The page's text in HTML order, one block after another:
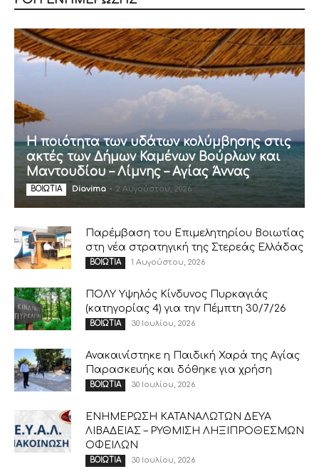
Η ποιότητα των υδάτων κολύμβησης στις
ακτές των Δήμων Καμένων Βούρλων και
Μαντουδίου – Λίμνης – Αγίας Άννας
ΒΟΙΩΤΙΑ Diavima - 2 Αυγούστου, 2026
Παρέμβαση του Επιμελητηρίου Βοιωτίας
στη νέα στρατηγική της Στερεάς Ελλάδας
ΒΟΙΩΤΙΑ 1 Αυγούστου, 2026
ΠΟΛΥ Υψηλός Κίνδυνος Πυρκαγιάς
(κατηγορίας 4) για την Πέμπτη 30/7/26
ΒΟΙΩΤΙΑ 30 Ιουλίου, 2026
Ανακαινίστηκε η Παιδική Χαρά της Αγίας
Παρασκευής και δόθηκε για χρήση
ΒΟΙΩΤΙΑ 30 Ιουλίου, 2026
ΕΝΗΜΕΡΩΣΗ ΚΑΤΑΝΑΛΩΤΩΝ ΔΕΥΑ
ΛΙΒΑΔΕΙΑΣ – ΡΥΘΜΙΣΗ ΛΗΞΙΠΡΟΘΕΣΜΩΝ
ΟΦΕΙΛΩΝ
ΒΟΙΩΤΙΑ 30 Ιουλίου, 2026